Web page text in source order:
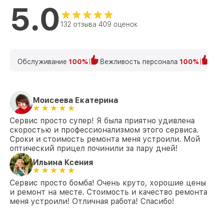
5.0 132 отзыва 409 оценок
Обслуживание 100% Вежливость персонала 100%
Моисеева Екатерина
Сервис просто супер! Я была приятно удивлена
скоростью и профессионализмом этого сервиса.
Сроки и стоимость ремонта меня устроили. Мой
оптический прицел починили за пару дней!
Ильина Ксения
Сервис просто бомба! Очень круто, хорошие цены
и ремонт на месте. Стоимость и качество ремонта
меня устроили! Отличная работа! Спасибо!